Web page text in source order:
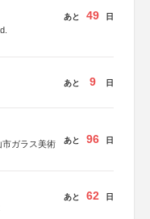
あと 49 日
あと 9 日
ガラス美術
あと 96 日
あと 62 日